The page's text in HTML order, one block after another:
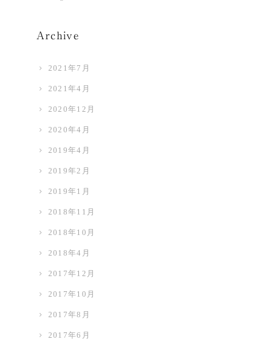
Archive
2021年7月
2021年4月
2020年12月
2020年4月
2019年4月
2019年2月
2019年1月
2018年11月
2018年10月
2018年4月
2017年12月
2017年10月
2017年8月
2017年6月